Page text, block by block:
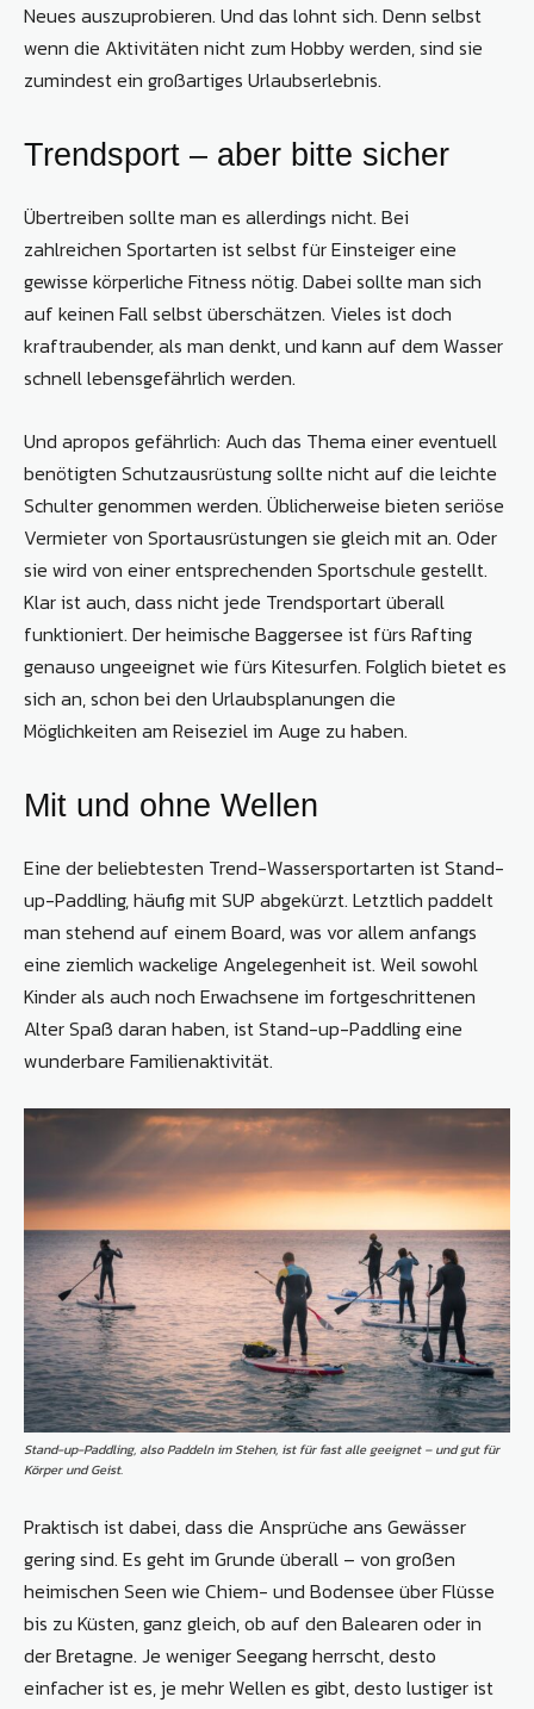
Neues auszuprobieren. Und das lohnt sich. Denn selbst
wenn die Aktivitäten nicht zum Hobby werden, sind sie
zumindest ein großartiges Urlaubserlebnis.
Trendsport – aber bitte sicher
Übertreiben sollte man es allerdings nicht. Bei
zahlreichen Sportarten ist selbst für Einsteiger eine
gewisse körperliche Fitness nötig. Dabei sollte man sich
auf keinen Fall selbst überschätzen. Vieles ist doch
kraftraubender, als man denkt, und kann auf dem Wasser
schnell lebensgefährlich werden.
Und apropos gefährlich: Auch das Thema einer eventuell
benötigten Schutzausrüstung sollte nicht auf die leichte
Schulter genommen werden. Üblicherweise bieten seriöse
Vermieter von Sportausrüstungen sie gleich mit an. Oder
sie wird von einer entsprechenden Sportschule gestellt.
Klar ist auch, dass nicht jede Trendsportart überall
funktioniert. Der heimische Baggersee ist fürs Rafting
genauso ungeeignet wie fürs Kitesurfen. Folglich bietet es
sich an, schon bei den Urlaubsplanungen die
Möglichkeiten am ­Reiseziel im Auge zu haben.
Mit und ohne Wellen
Eine der beliebtesten Trend-Wassersportarten ist Stand-
up-Paddling, häufig mit SUP abgekürzt. Letztlich paddelt
man stehend auf einem Board, was vor allem anfangs
eine ziemlich wackelige Angelegenheit ist. Weil sowohl
Kinder als auch noch Erwach­sene im fortgeschrittenen
Alter Spaß daran haben, ist Stand-up-Paddling eine
wunder­bare Familienaktivität.
Stand-up-Paddling, also Paddeln im Stehen, ist für fast alle geeignet – und gut für
Körper und Geist.
Praktisch ist dabei, dass die Ansprüche ans Gewässer
gering sind. Es geht im Grunde überall – von großen
heimischen Seen wie Chiem- und Boden­see über Flüsse
bis zu Küsten, ganz gleich, ob auf den Balearen oder in
der Bretagne. Je weniger Seegang herrscht, desto
einfacher ist es, je mehr Wellen es gibt, desto lustiger ist